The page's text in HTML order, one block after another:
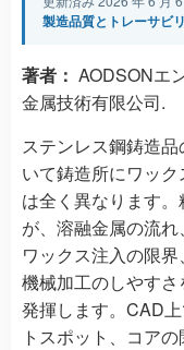
製造品質とトレーサビ
著者： AODSONエ
金属技術有限公司.
ステンレス鋼鋳造
いて鋳造所にワッ
は全く異なります
が、溶融金属の流れ
ワックス注入の限
機械加工のしやす
発揮します。CAD
トスポット、コア